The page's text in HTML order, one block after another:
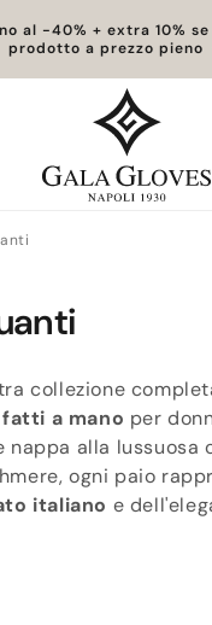
al -40% + extra 10% se
prodotto a prezzo pieno
collezione
a mano per
nappa alla lussuosa
ogni paio
italiano e